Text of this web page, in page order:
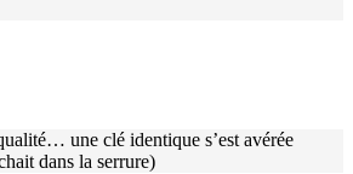
une clé identique s’est avérée
dans la serrure)